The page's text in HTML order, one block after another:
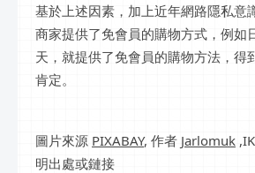
基於上述因素，加上近年網路隱私意
商家提供了免會員的購物方式，例如
天，就提供了免會員的購物方法，得
肯定。
圖片來源 PIXABAY, 作者 Jarlomuk
明出處或鏈接